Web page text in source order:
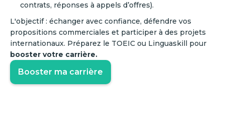
contrats, réponses à appels d’offres).
L'objectif : échanger avec confiance, défendre vos
propositions commerciales et participer à des projets
internationaux. Préparez le TOEIC ou Linguaskill pour
booster votre carrière.
Booster ma carrière